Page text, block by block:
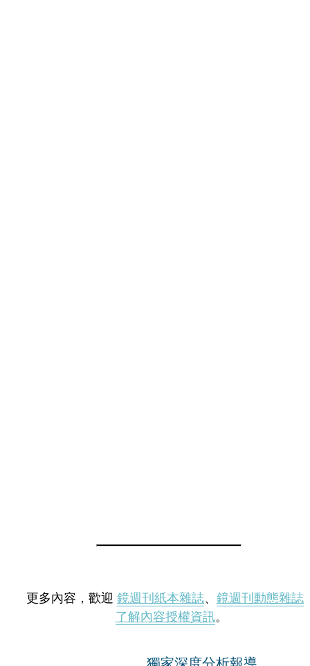
更多內容，歡迎 鏡週刊紙本雜誌、 鏡週刊動態雜誌
了解內容授權資訊。